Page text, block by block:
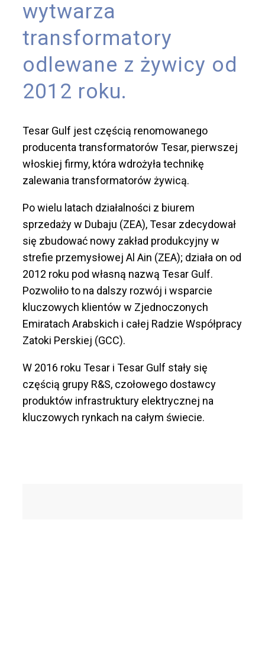
wytwarza
transformatory
odlewane z żywicy od
2012 roku.
Tesar Gulf jest częścią renomowanego
producenta transformatorów Tesar, pierwszej
włoskiej firmy, która wdrożyła technikę
zalewania transformatorów żywicą.
Po wielu latach działalności z biurem
sprzedaży w Dubaju (ZEA), Tesar zdecydował
się zbudować nowy zakład produkcyjny w
strefie przemysłowej Al Ain (ZEA); działa on od
2012 roku pod własną nazwą Tesar Gulf.
Pozwoliło to na dalszy rozwój i wsparcie
kluczowych klientów w Zjednoczonych
Emiratach Arabskich i całej Radzie Współpracy
Zatoki Perskiej (GCC).
W 2016 roku Tesar i Tesar Gulf stały się
częścią grupy R&S, czołowego dostawcy
produktów infrastruktury elektrycznej na
kluczowych rynkach na całym świecie.